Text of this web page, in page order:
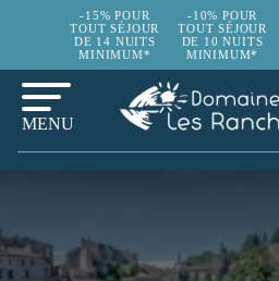
-15% POUR
TOUT SÉJOUR
DE 14 NUITS
MINIMUM*
-10% POUR
TOUT SÉJOUR
DE 10 NUITS
MINIMUM*
MENU